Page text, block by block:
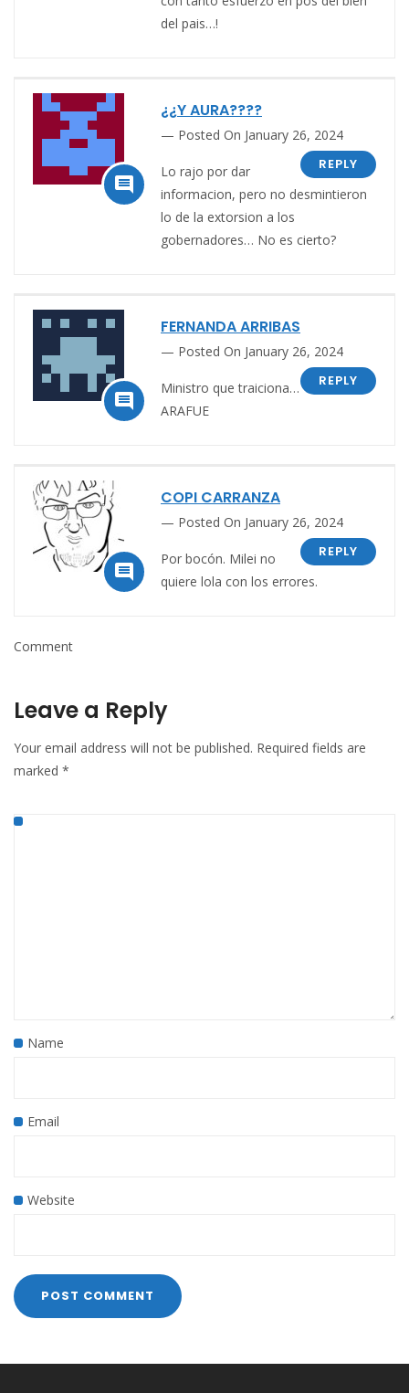
del pais…!

¿¿Y AURA????
Posted On January 26, 2024
REPLY
Lo rajo por dar
informacion, pero no desmintieron
lo de la extorsion a los
gobernadores… No es cierto?

FERNANDA ARRIBAS
Posted On January 26, 2024
REPLY
Ministro que traiciona…
ARAFUE

COPI CARRANZA
Posted On January 26, 2024
REPLY
Por bocón. Milei no
quiere lola con los errores.
Comment
Leave a Reply
Your email address will not be published. Required fields are
marked *
Name
Email
Website